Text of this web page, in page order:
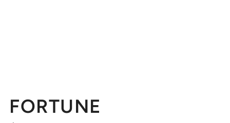
FORTUNE